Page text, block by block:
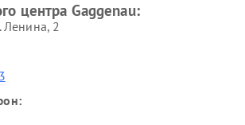
центра Gaggenau:
Ленина, 2